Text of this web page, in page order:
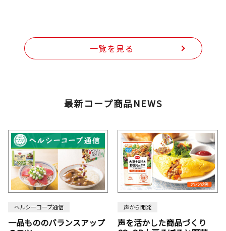
一覧を見る
最新コープ商品NEWS
ヘルシーコープ通信
一品もののバランスアップ
声から開発
声を活かした商品づくり